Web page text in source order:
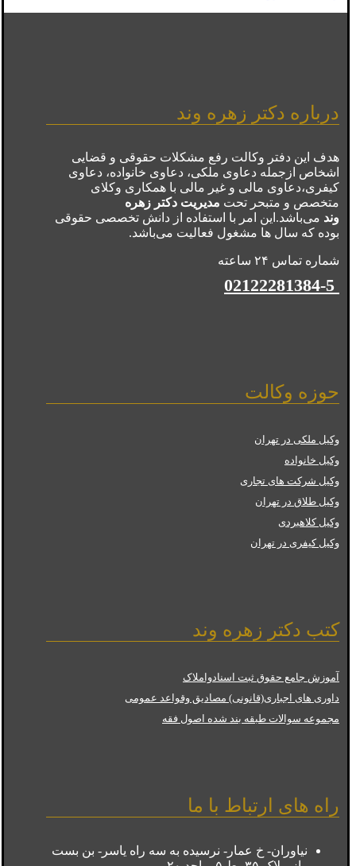
درباره دکتر زهره وند
هدف این دفتر وکالت رفع مشکلات حقوقی و قضایی
اشخاص ازجمله دعاوی ملکی، دعاوی خانواده، دعاوی
کیفری،دعاوی مالی و غیر مالی با همکاری وکلای
متخصص و متبحر تحت مدیریت دکتر زهره
وند می‌باشد.این امر با استفاده از دانش تخصصی حقوقی
بوده که سال ها مشغول فعالیت می‌باشد.
شماره تماس ۲۴ ساعته
حوزه وکالت
وکیل ملکی در تهران
وکیل خانواده
وکیل شرکت های تجاری
وکیل طلاق در تهران
وکیل کلاهبردی
وکیل کیفری در تهران
کتب دکتر زهره وند
آموزش جامع حقوق ثبت اسنادواملاک
داوری های اجباری(قانونی) مصادیق وقواعد عمومی
مجموعه سوالات طبقه بند شده اصول فقه
راه های ارتباط با ما
نیاوران- خ عمار- نرسیده به سه راه یاسر- بن بست